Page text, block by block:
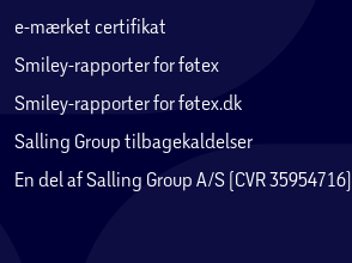
e-mærket certifikat
Smiley-rapporter for føtex
Smiley-rapporter for føtex.dk
Salling Group tilbagekaldelser
En del af Salling Group A/S (CVR 35954716)